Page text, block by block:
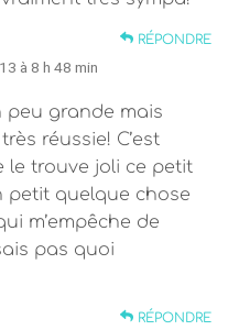
RÉPONDRE
à 8 h 48 min
peu grande mais
réussie! C’est
le trouve joli ce petit
quelque chose
m’empêche de
pas quoi
RÉPONDRE